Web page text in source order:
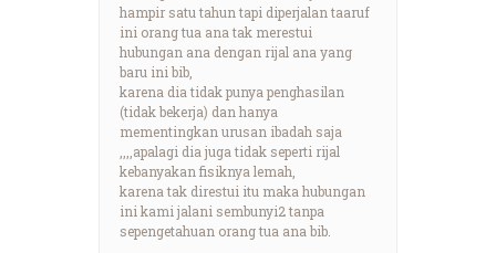
hampir satu tahun tapi diperjalan taaruf
ini orang tua ana tak merestui
hubungan ana dengan rijal ana yang
baru ini bib,
karena dia tidak punya penghasilan
(tidak bekerja) dan hanya
mementingkan urusan ibadah saja
,,,,apalagi dia juga tidak seperti rijal
kebanyakan fisiknya lemah,
karena tak direstui itu maka hubungan
ini kami jalani sembunyi2 tanpa
sepengetahuan orang tua ana bib.